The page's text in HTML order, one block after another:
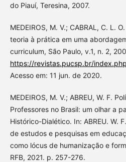
do Piauí, Teresina, 2007.
MEDEIROS, M. V.; CABRAL, C. L.
teoria à prática em uma
curriculum, São Paulo, v.1, n. 2,
https://revistas.pucsp.br/
Acesso em: 11 jun. de 2020.
MEDEIROS, M. V.; ABREU, W. F.
Professores no Brasil: um olhar a
Histórico-Dialético. In: ABREU. W.
de estudos e pesquisas em
como lócus de humanização e
RFB, 2021. p. 257-276.